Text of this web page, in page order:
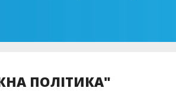
ПОЛІТИКА"